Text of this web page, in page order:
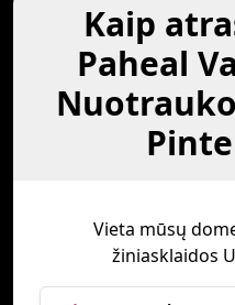
Kaip
Paheal
Vieta mūsų
žiniasklaidos